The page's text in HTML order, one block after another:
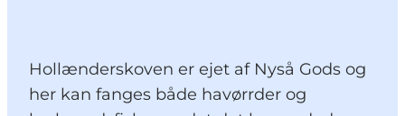
Hollænderskoven er ejet af Nyså Gods og
her kan fanges både havørrder og